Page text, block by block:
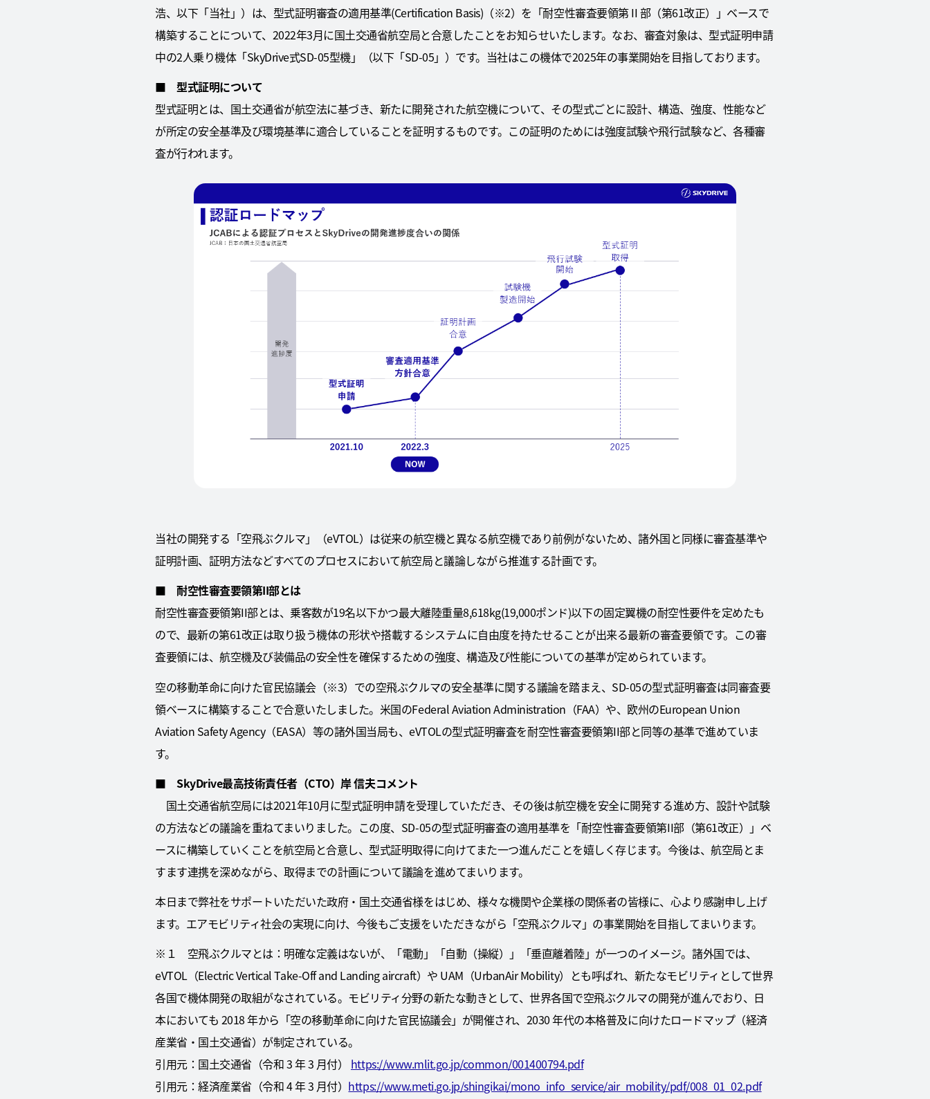
浩、以下「当社」）は、型式証明審査の適用基準(Certification Basis)（※2）を「耐空性審査要領第 II 部（第61改正）」ベースで
構築することについて、2022年3月に国土交通省航空局と合意したことをお知らせいたします。なお、審査対象は、型式証明申請
中の2人乗り機体「SkyDrive式SD-05型機」（以下「SD-05」）です。当社はこの機体で2025年の事業開始を目指しております。
■型式証明について
型式証明とは、国土交通省が航空法に基づき、新たに開発された航空機について、その型式ごとに設計、構造、強度、性能など
が所定の安全基準及び環境基準に適合していることを証明するものです。この証明のためには強度試験や飛行試験など、各種審
査が行われます。
当社の開発する「空飛ぶクルマ」（eVTOL）は従来の航空機と異なる航空機であり前例がないため、諸外国と同様に審査基準や
証明計画、証明方法などすべてのプロセスにおいて航空局と議論しながら推進する計画です。
■ 耐空性審査要領第II部とは
耐空性審査要領第II部とは、乗客数が19名以下かつ最大離陸重量8,618kg(19,000ポンド)以下の固定翼機の耐空性要件を定めたも
ので、最新の第61改正は取り扱う機体の形状や搭載するシステムに自由度を持たせることが出来る最新の審査要領です。この審
査要領には、航空機及び装備品の安全性を確保するための強度、構造及び性能についての基準が定められています。
空の移動革命に向けた官民協議会（※3）での空飛ぶクルマの安全基準に関する議論を踏まえ、SD-05の型式証明審査は同審査要
領ベースに構築することで合意いたしました。米国のFederal Aviation Administration（FAA）や、欧州のEuropean Union
Aviation Safety Agency（EASA）等の諸外国当局も、eVTOLの型式証明審査を耐空性審査要領第II部と同等の基準で進めていま
す。
■ SkyDrive最高技術責任者（CTO）岸 信夫コメント
国土交通省航空局には2021年10月に型式証明申請を受理していただき、その後は航空機を安全に開発する進め方、設計や試験
の方法などの議論を重ねてまいりました。この度、SD-05の型式証明審査の適用基準を「耐空性審査要領第II部（第61改正）」ベ
ースに構築していくことを航空局と合意し、型式証明取得に向けてまた一つ進んだことを嬉しく存じます。今後は、航空局とま
すます連携を深めながら、取得までの計画について議論を進めてまいります。
本日まで弊社をサポートいただいた政府・国土交通省様をはじめ、様々な機関や企業様の関係者の皆様に、心より感謝申し上げ
ます。エアモビリティ社会の実現に向け、今後もご支援をいただきながら「空飛ぶクルマ」の事業開始を目指してまいります。
※１ 空飛ぶクルマとは：明確な定義はないが、「電動」「自動（操縦）」「垂直離着陸」が一つのイメージ。諸外国では、
eVTOL（Electric Vertical Take-Off and Landing aircraft）や UAM（UrbanAir Mobility）とも呼ばれ、新たなモビリティとして世界
各国で機体開発の取組がなされている。モビリティ分野の新たな動きとして、世界各国で空飛ぶクルマの開発が進んでおり、日
本においても 2018 年から「空の移動革命に向けた官民協議会」が開催され、2030 年代の本格普及に向けたロードマップ（経済
産業省・国土交通省）が制定されている。
引用元：国土交通省（令和 3 年 3 月付） https://www.mlit.go.jp/common/001400794.pdf
引用元：経済産業省（令和 4 年 3 月付） https://www.meti.go.jp/shingikai/mono_info_service/air_mobility/pdf/008_01_02.pdf